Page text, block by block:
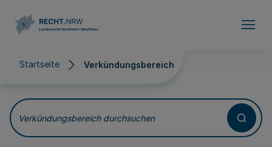
Startseite Verkündungsbereich
Verkündungsbereich
Verkündungsbereich durchsuchen